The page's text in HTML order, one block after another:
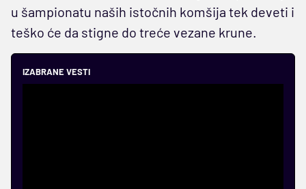
u šampionatu naših istočnih komšija tek deveti i
teško će da stigne do treće vezane krune.
IZABRANE VESTI